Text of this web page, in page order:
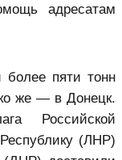
адресатам
более пяти тонн
же — в Донецк.
Российской
(ЛНР)